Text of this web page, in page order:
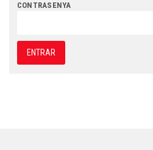
CONTRASENYA